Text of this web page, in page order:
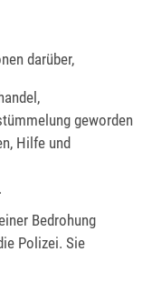
darüber,
geworden
Hilfe und
Bedrohung
Polizei. Sie